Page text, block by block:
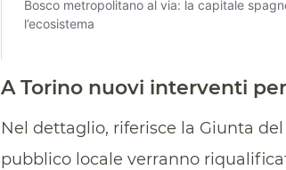
A Torino nuovi interventi
Nel dettaglio, riferisce la Giunta
pubblico locale verranno